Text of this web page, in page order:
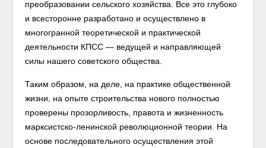
преобразовании сельского хозяйства. Все это глубоко
и всесторонне разработано и осуществлено в
многогранной теоретической и практической
деятельности КПСС — ведущей и направляющей
силы нашего советского общества.
Таким образом, на деле, на практике общественной
жизни, на опыте строительства нового полностью
проверены прозорливость, правота и жизненность
марксистско-ленинской революционной теории. На
основе последовательного осуществления этой